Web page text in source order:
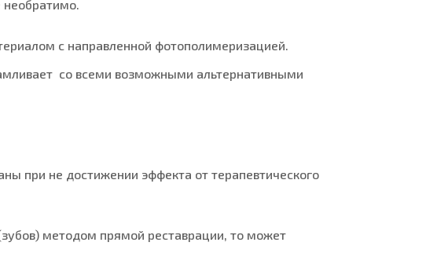
с направленной фотополимеризацией.
со всеми возможными альтернативными
при не достижении эффекта от терапевтического
методом прямой реставрации, то может